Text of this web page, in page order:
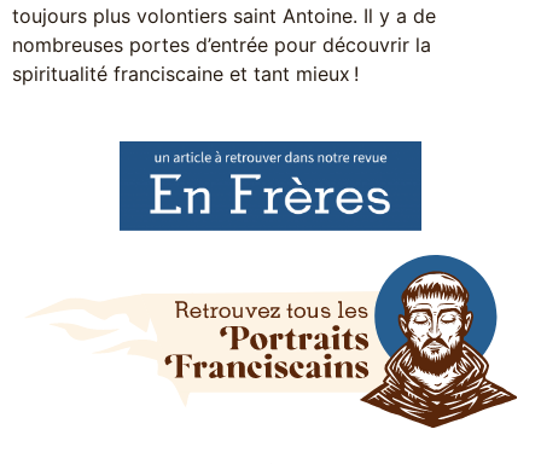
toujours plus volontiers saint Antoine. Il y a de
nombreuses portes d’entrée pour découvrir la
spiritualité franciscaine et tant mieux !